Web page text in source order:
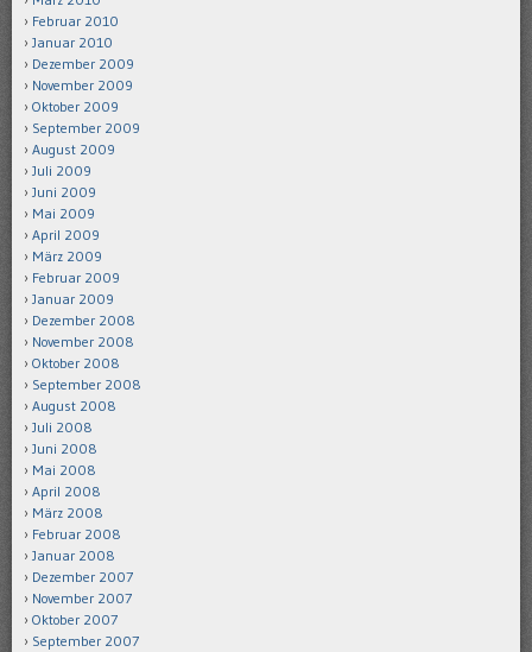
Februar 2010
Januar 2010
Dezember 2009
November 2009
Oktober 2009
September 2009
August 2009
Juli 2009
Juni 2009
Mai 2009
April 2009
März 2009
Februar 2009
Januar 2009
Dezember 2008
November 2008
Oktober 2008
September 2008
August 2008
Juli 2008
Juni 2008
Mai 2008
April 2008
März 2008
Februar 2008
Januar 2008
Dezember 2007
November 2007
Oktober 2007
September 2007